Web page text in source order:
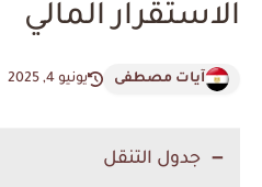
الاستقرار المالي
آيات مصطفى يونيو 4, 2025
جدول التنقل